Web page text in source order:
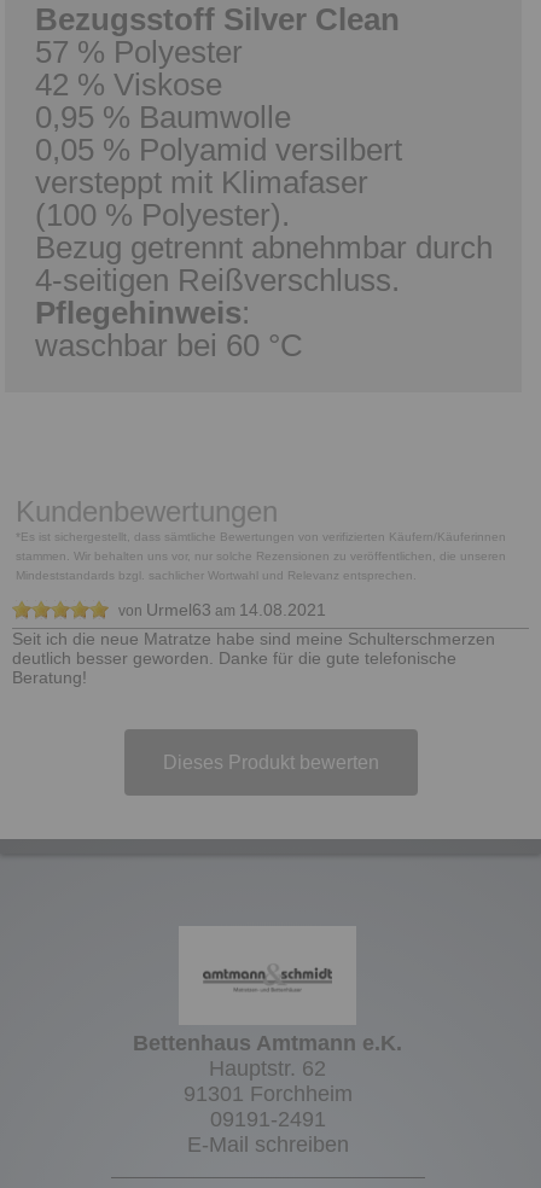
Bezugsstoff Silver Clean
57 % Polyester
42 % Viskose
0,95 % Baumwolle
0,05 % Polyamid versilbert
versteppt mit Klimafaser
(100 % Polyester).
Bezug getrennt abnehmbar durch
4-seitigen Reißverschluss.
Pflegehinweis:
waschbar bei 60 °C
Kundenbewertungen
*Es ist sichergestellt, dass sämtliche Bewertungen von verifizierten Käufern/Käuferinnen
stammen. Wir behalten uns vor, nur solche Rezensionen zu veröffentlichen, die unseren
Mindeststandards bzgl. sachlicher Wortwahl und Relevanz entsprechen.
von Urmel63 am 14.08.2021
Seit ich die neue Matratze habe sind meine Schulterschmerzen
deutlich besser geworden. Danke für die gute telefonische
Beratung!
Dieses Produkt bewerten
Bettenhaus Amtmann e.K.
Hauptstr. 62
91301 Forchheim
09191-2491
E-Mail schreiben